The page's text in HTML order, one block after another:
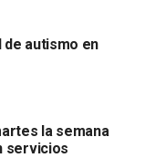
autismo en
la semana
servicios